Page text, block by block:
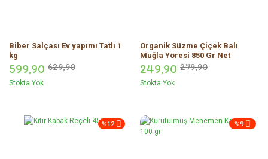
Biber Salçası Ev yapımı Tatlı 1
kg
599,90 629,90
Stokta Yok
Organik Süzme Çiçek Balı
Muğla Yöresi 850 Gr Net
249,90 279,90
Stokta Yok
%12 %9